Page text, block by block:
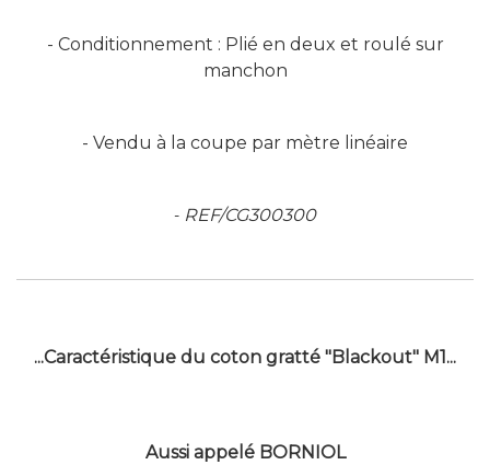
- Conditionnement : Plié en deux et roulé sur
manchon
- Vendu à la coupe par mètre linéaire
- REF/CG300300
...Caractéristique du coton gratté "Blackout" M1...
Aussi appelé BORNIOL